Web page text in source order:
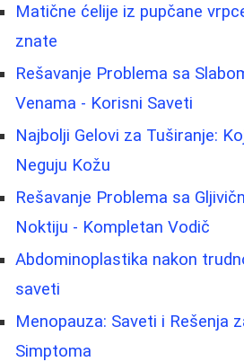
Matične ćelije iz pupčane
znate
Rešavanje Problema sa
Venama - Korisni Saveti
Najbolji Gelovi za Tuširanje:
Neguju Kožu
Rešavanje Problema sa
Noktiju - Kompletan Vodič
Abdominoplastika nakon
saveti
Menopauza: Saveti i Rešenja
Simptoma